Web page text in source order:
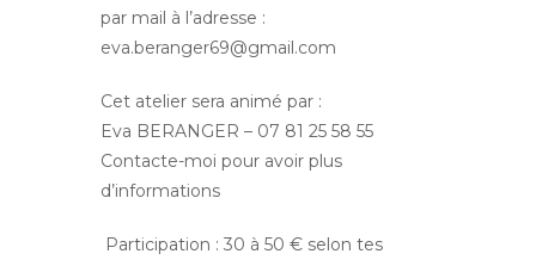
par mail à l’adresse :
eva.beranger69@gmail.com
Cet atelier sera animé par :
Eva BERANGER – 07 81 25 58 55
Contacte-moi pour avoir plus
d’informations
Participation : 30 à 50 € selon tes